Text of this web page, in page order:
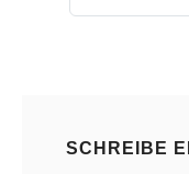
SCHREIBE